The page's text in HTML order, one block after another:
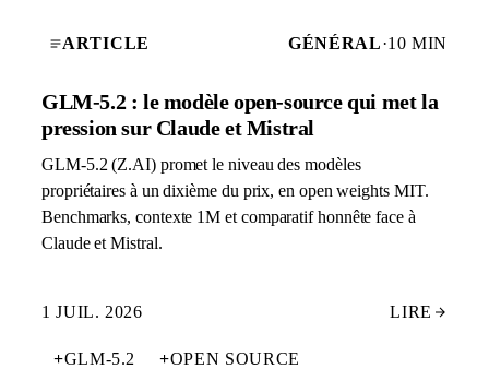
ARTICLE GÉNÉRAL·10 MIN
GLM-5.2 : le modèle open-source qui met la
pression sur Claude et Mistral
GLM-5.2 (Z.AI) promet le niveau des modèles
propriétaires à un dixième du prix, en open weights MIT.
Benchmarks, contexte 1M et comparatif honnête face à
Claude et Mistral.
1 JUIL. 2026 LIRE
+GLM-5.2 +OPEN SOURCE